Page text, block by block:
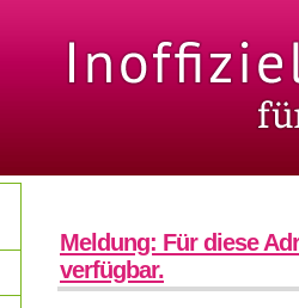
Meldung: Für diese
verfügbar.